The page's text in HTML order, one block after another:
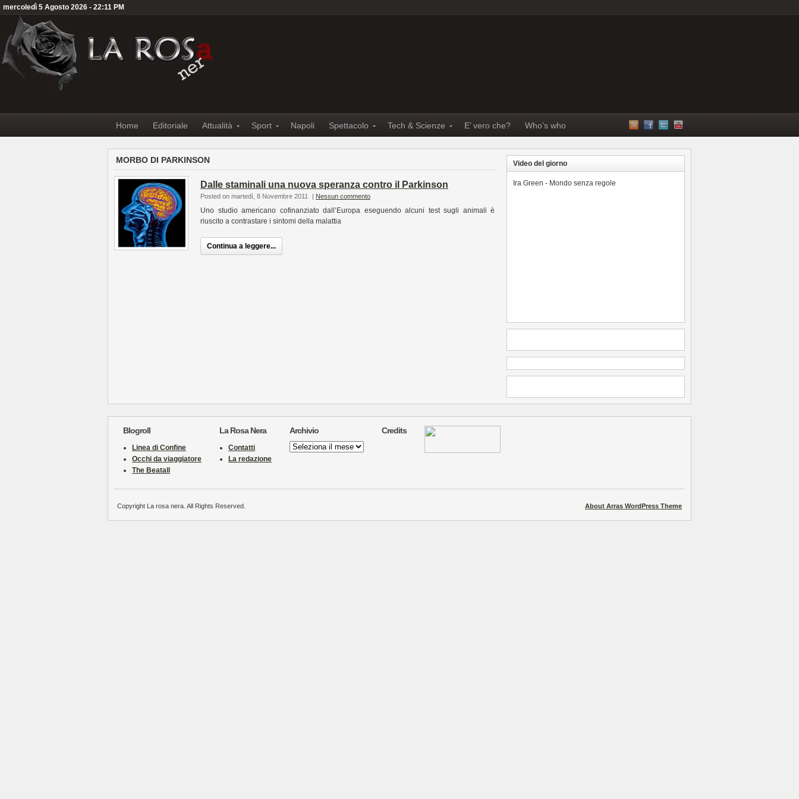
mercoledì 5 Agosto 2026 - 22:11 PM
Home Editoriale Attualità Sport Napoli Spettacolo Tech & Scienze E’ vero che? Who’s who
MORBO DI PARKINSON
Dalle staminali una nuova speranza contro il Parkinson
Posted on martedì, 8 Novembre 2011 | Nessun commento
Uno studio americano cofinanziato dall’Europa eseguendo alcuni test sugli animali è
riuscito a contrastare i sintomi della malattia
Continua a leggere...
Video del giorno
Ira Green - Mondo senza regole
Blogroll
Linea di Confine
Occhi da viaggiatore
The Beatall
La Rosa Nera
Contatti
La redazione
Archivio
Archivio
Credits
About Arras WordPress Theme
Copyright La rosa nera. All Rights Reserved.